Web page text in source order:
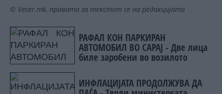
© Vecer.mk, правата за текстот се на редакцијата
РАФАЛ КОН ПАРКИРАН
АВТОМОБИЛ ВО САРАЈ - Две лица
биле заробени во возилото
ИНФЛАЦИЈАТА ПРОДОЛЖУВА ДА